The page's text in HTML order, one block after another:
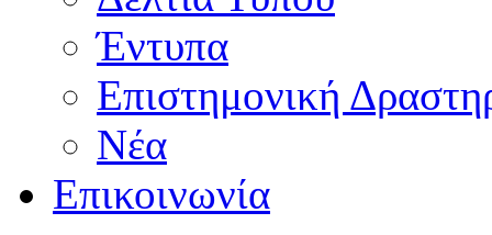
Έντυπα
Επιστημονική
Νέα
Επικοινωνία